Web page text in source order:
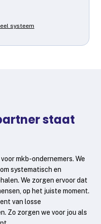
systeem
staat
mkb-ondernemers. We
systematisch en
We zorgen ervoor dat
op het juiste moment.
van losse
Zo zorgen we voor jou als